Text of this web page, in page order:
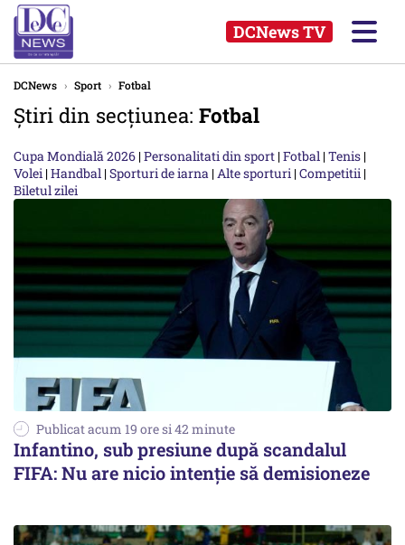
DCNews TV
DCNews › Sport › Fotbal
Știri din secțiunea: Fotbal
Cupa Mondială 2026 |Personalitati din sport |Fotbal |Tenis |
Volei |Handbal |Sporturi de iarna |Alte sporturi |Competitii |
Biletul zilei
Publicat acum 19 ore si 42 minute
Infantino, sub presiune după scandalul
FIFA: Nu are nicio intenție să demisioneze